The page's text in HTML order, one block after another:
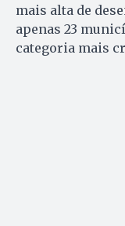
mais alta de
apenas 23
categoria mais